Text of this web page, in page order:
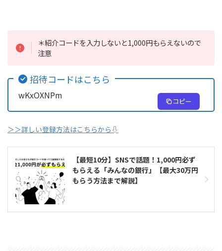
＊紹介コードを入力しないと1,000円もらえないので
注意
招待コードはこちら
wKxOXNPm
コピー
＞＞詳しい登録方法はこちらから⇩
【最短10分】SNSで話題！1,000円必ず
もらえる「みんなの銀行」【最大30万円
もらう方法まで解説】